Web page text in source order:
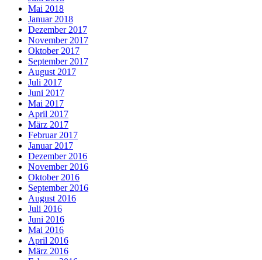
Mai 2018
Januar 2018
Dezember 2017
November 2017
Oktober 2017
September 2017
August 2017
Juli 2017
Juni 2017
Mai 2017
April 2017
März 2017
Februar 2017
Januar 2017
Dezember 2016
November 2016
Oktober 2016
September 2016
August 2016
Juli 2016
Juni 2016
Mai 2016
April 2016
März 2016